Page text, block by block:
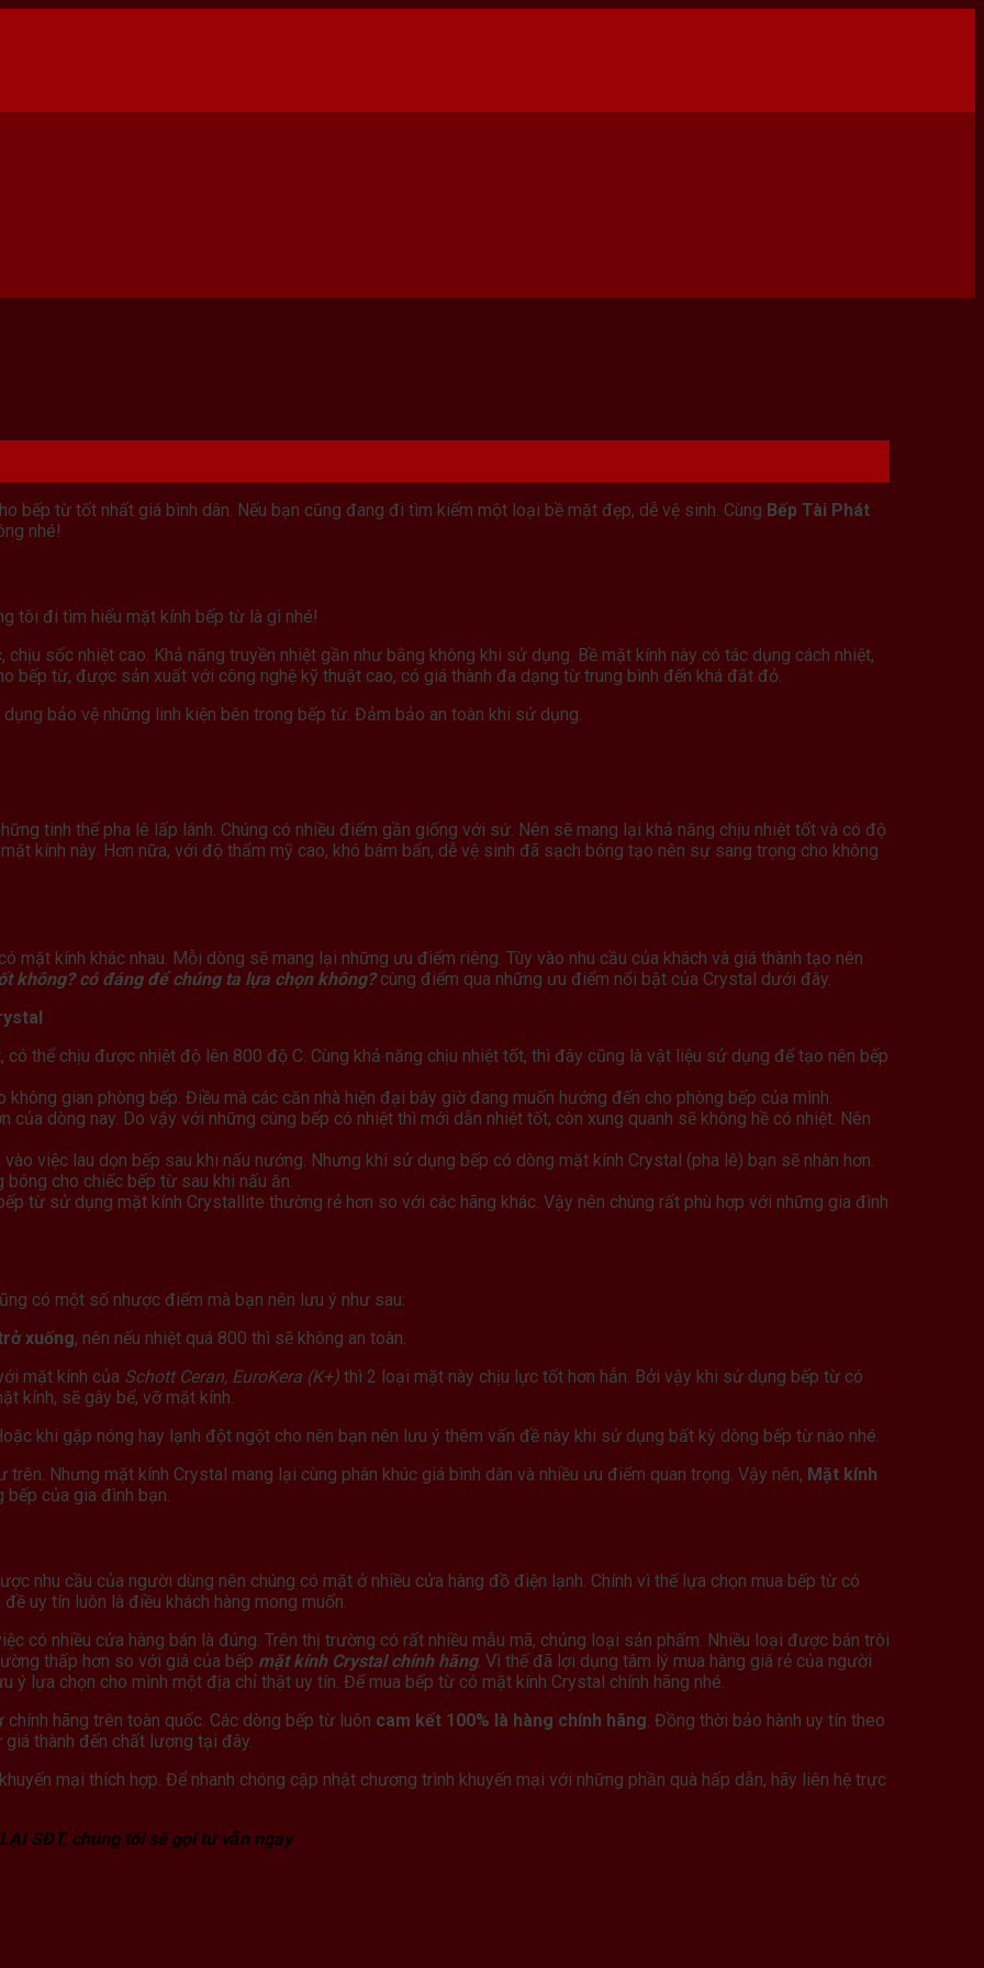
bếp từ tốt nhất giá bình dân. Nếu bạn cũng đang đi tìm kiếm một loại bề mặt đẹp, dễ vệ sinh. Cùng Bếp Tài Phát
nhé!
tôi đi tìm hiểu mặt kính bếp từ là gì nhé!
chịu sốc nhiệt cao. Khả năng truyền nhiệt gần như bằng không khi sử dụng. Bề mặt kính này có tác dụng cách nhiệt,
bếp từ, được sản xuất với công nghệ kỹ thuật cao, có giá thành đa dạng từ trung bình đến khá đắt đỏ.
bảo vệ những linh kiện bên trong bếp từ. Đảm bảo an toàn khi sử dụng.
tinh thể pha lê lấp lánh. Chúng có nhiều điểm gần giống với sứ. Nên sẽ mang lại khả năng chịu nhiệt tốt và có độ
kính này. Hơn nữa, với độ thẩm mỹ cao, khó bám bẩn, dễ vệ sinh đã sạch bóng tạo nên sự sang trọng cho không
kính khác nhau. Mỗi dòng sẽ mang lại những ưu điểm riêng. Tùy vào nhu cầu của khách và giá thành tạo nên
không? có đáng để chúng ta lựa chọn không?cùng điểm qua những ưu điểm nổi bật của Crystal dưới đây.
thể chịu được nhiệt độ lên 800 độ C. Cùng khả năng chịu nhiệt tốt, thì đây cũng là vật liệu sử dụng để tạo nên bếp
gian phòng bếp. Điều mà các căn nhà hiện đại bây giờ đang muốn hướng đến cho phòng bếp của mình.
dòng nay. Do vậy với những cùng bếp có nhiệt thì mới dẫn nhiệt tốt, còn xung quanh sẽ không hề có nhiệt. Nên
việc lau dọn bếp sau khi nấu nướng. Nhưng khi sử dụng bếp có dòng mặt kính Crystal (pha lê) bạn sẽ nhàn hơn.
cho chiếc bếp từ sau khi nấu ăn.
từ sử dụng mặt kính Crystallite thường rẻ hơn so với các hãng khác. Vậy nên chúng rất phù hợp với những gia đình
có một số nhược điểm mà bạn nên lưu ý như sau:
xuống, nên nếu nhiệt quá 800 thì sẽ không an toàn.
mặt kính của Schott Ceran, EuroKera (K+) thì 2 loại mặt này chịu lực tốt hơn hẳn. Bởi vậy khi sử dụng bếp từ có
kính, sẽ gây bể, vỡ mặt kính.
khi gặp nóng hay lạnh đột ngột cho nên bạn nên lưu ý thêm vấn đề này khi sử dụng bất kỳ dòng bếp từ nào nhé.
Nhưng mặt kính Crystal mang lại cùng phân khúc giá bình dân và nhiều ưu điểm quan trọng. Vậy nên, Mặt kính
bếp của gia đình bạn.
nhu cầu của người dùng nên chúng có mặt ở nhiều cửa hàng đồ điện lạnh. Chính vì thế lựa chọn mua bếp từ có
uy tín luôn là điều khách hàng mong muốn.
có nhiều cửa hàng bán là đúng. Trên thị trường có rất nhiều mẫu mã, chủng loại sản phẩm. Nhiều loại được bán trôi
thấp hơn so với giá của bếp mặt kính Crystal chính hãng. Vì thế đã lợi dụng tâm lý mua hàng giá rẻ của người
ý lựa chọn cho mình một địa chỉ thật uy tín. Để mua bếp từ có mặt kính Crystal chính hãng nhé.
hãng trên toàn quốc. Các dòng bếp từ luôn cam kết 100% là hàng chính hãng. Đồng thời bảo hành uy tín theo
thành đến chất lượng tại đây.
mại thích hợp. Để nhanh chóng cập nhật chương trình khuyến mại với những phần quà hấp dẫn, hãy liên hệ trực
SĐT, chúng tôi sẽ gọi tư vấn ngay